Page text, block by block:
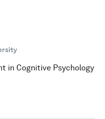
in Cognitive Psychology